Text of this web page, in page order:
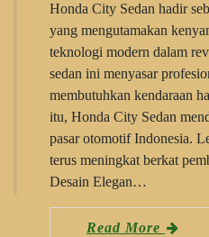
Honda City Sedan hadir
yang mengutamakan
teknologi modern dalam
sedan ini menyasar
membutuhkan kendaraan
itu, Honda City Sedan
pasar otomotif Indonesia.
terus meningkat berkat
Desain Elegan…
Read More